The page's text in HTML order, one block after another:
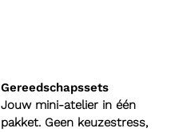
Gereedschapssets
Jouw mini-atelier in één
pakket. Geen keuzestress,